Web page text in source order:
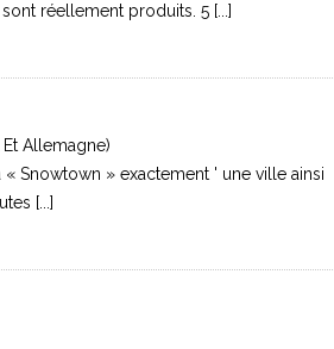
réellement produits. 5 [...]
Allemagne)
Snowtown » exactement ' une ville ainsi
[...]